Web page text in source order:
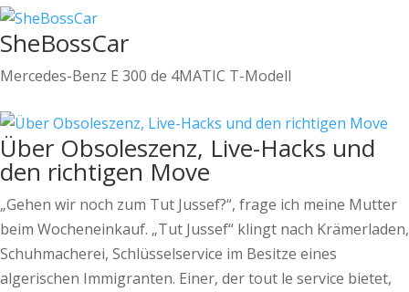
SheBossCar
Mercedes-Benz E 300 de 4MATIC T-Modell
Über Obsoleszenz, Live-Hacks und
den richtigen Move
„Gehen wir noch zum Tut Jussef?“, frage ich meine Mutter
beim Wocheneinkauf. „Tut Jussef“ klingt nach Krämerladen,
Schuhmacherei, Schlüsselservice im Besitze eines
algerischen Immigranten. Einer, der tout le service bietet,